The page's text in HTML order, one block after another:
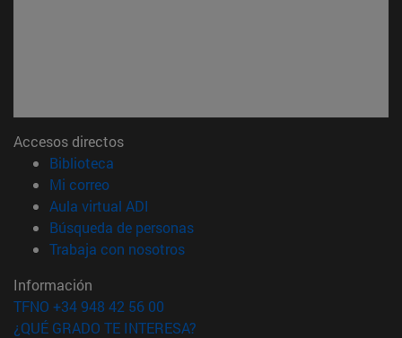
Accesos directos
Biblioteca
Mi correo(abre en nueva ventana)
Aula virtual ADI
Búsqueda de personas(abre en nueva ventana)
Trabaja con nosotros(abre en nueva ventana)
Información
TFNO +34 948 42 56 00
¿QUÉ GRADO TE INTERESA?